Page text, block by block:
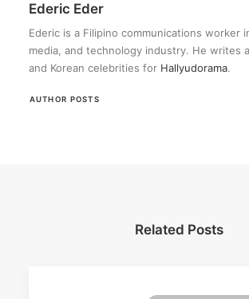
Ederic Eder
Ederic is a Filipino communications worker
media, and technology industry. He writes
and Korean celebrities for Hallyudorama.
AUTHOR POSTS
Related Posts